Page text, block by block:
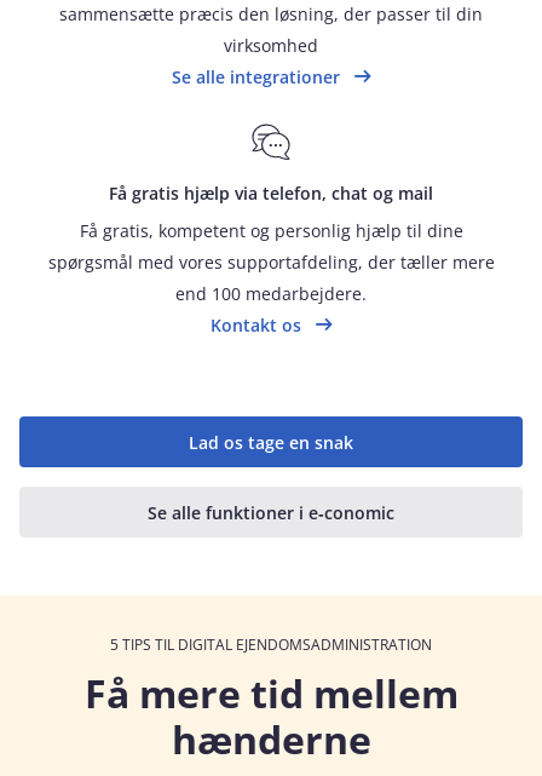
sammensætte præcis den løsning, der passer til din
virksomhed
Se alle integrationer
Få gratis hjælp via telefon, chat og mail
Få gratis, kompetent og personlig hjælp til dine
spørgsmål med vores supportafdeling, der tæller mere
end 100 medarbejdere.
Kontakt os
Lad os tage en snak
Se alle funktioner i e‑conomic
5 TIPS TIL DIGITAL EJENDOMSADMINISTRATION
Få mere tid mellem
hænderne